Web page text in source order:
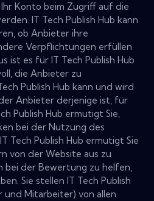
Konto beim Zugriff auf die
IT Tech Publish Hub kann
ob Anbieter ihre
Verpflichtungen erfüllen
ist es für IT Tech Publish Hub
die Anbieter zu
Publish Hub kann und wird
Anbieter derjenige ist, für
Publish Hub ermutigt Sie,
bei der Nutzung des
Tech Publish Hub ermutigt Sie
von der Website aus zu
bei der Bewertung zu helfen,
Sie stellen IT Tech Publish
Mitarbeiter) von allen